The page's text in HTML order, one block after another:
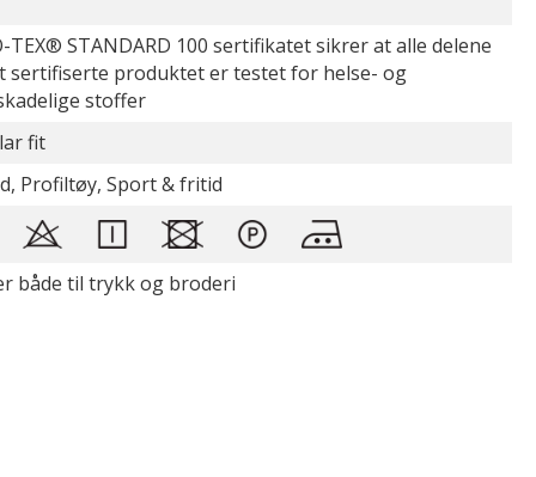
TEX® STANDARD 100 sertifikatet sikrer at alle delene
sertifiserte produktet er testet for helse- og
stoffer
fit
Profiltøy, Sport & fritid
både til trykk og broderi